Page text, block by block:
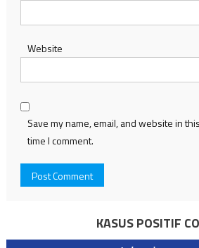
Website
Save my name, email, and website in
time I comment.
KASUS POSITIF